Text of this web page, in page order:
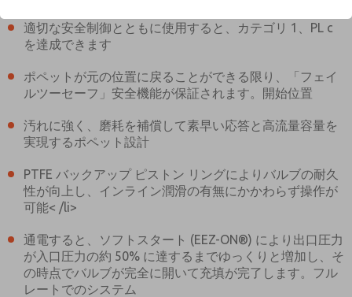
適切な安全制御とともに使用すると、カテゴリ 1、PL c
を達成できます
ポペットが元の位置に戻ることができる限り、「フェイ
ルツーセーフ」安全機能が保証されます。開始位置
汚れに強く、磨耗を補償して素早い応答と高流量容量を
実現するポペット設計
PTFE バックアップ ピストン リングによりバルブの耐久
性が向上し、インライン潤滑の有無にかかわらず操作が
可能< /li>
通電すると、ソフトスタート (EEZ-ON®) により出口圧力
が入口圧力の約 50% に達するまでゆっくりと増加し、そ
の時点でバルブが完全に開いて充填が完了します。フル
レートでのシステム
3Dモデルについてはお問い合わせ
ください
ロス・アジアへのご注文に関する
お問い合わせ